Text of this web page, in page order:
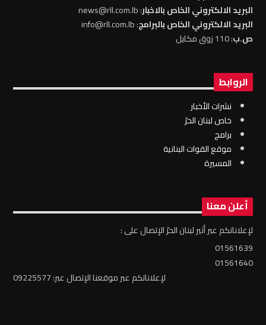
البريد الالكتروني الخاص بالاخبار: news@rll.com.lb
البريد الالكتروني الخاص بالبرامج: info@rll.com.lb
ص.ب: 110 زوق مكايل
الروابط
نشرات الأخبار
خاص لبنان الحرّ
برامج
موقع القوات البنانية
المسيرة
أعلن معنا
لإعلاناتكم عبر أثير لبنان الحرّ الإتصال على :
01561639
01561640
لإعلاناتكم عبر موقعنا الإتصال عبر: 09225577